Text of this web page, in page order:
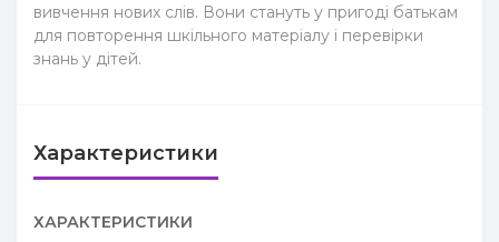
вивчення нових слів. Вони стануть у пригоді батькам
для повторення шкільного матеріалу і перевірки
знань у дітей.
Характеристики
ХАРАКТЕРИСТИКИ